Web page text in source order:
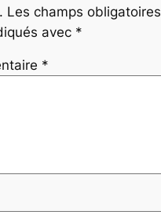
Les champs obligatoires
avec *
*